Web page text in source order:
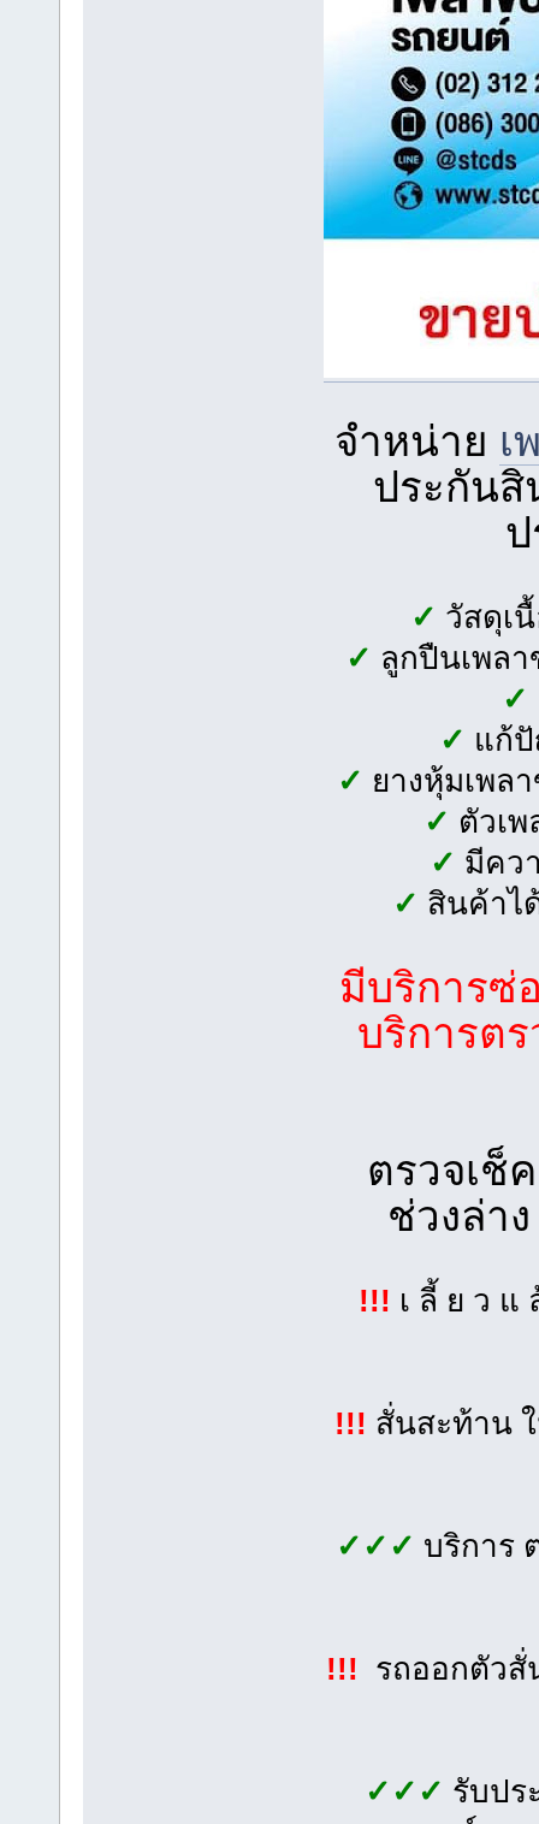
จำหน่าย เ
ประกันสิ
✓ วัสดุเ
✓ ลูกปืนเพล
✓
✓ แก้
✓ ยางหุ้มเพล
✓ ตัวเ
✓ มีคว
✓ สินค้าไ
มีบริการซ่
บริการต
ตรวจเช็
ช่วงล่า
!!! เ ลี้ ย ว แ
!!! สั่นสะท้าน
✓✓✓ บริการ
!!! รถออกตัวสั่
✓✓✓ รับปร